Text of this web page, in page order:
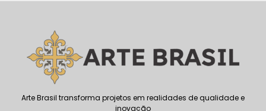
Arte Brasil transforma projetos em realidades de qualidade e
inovação